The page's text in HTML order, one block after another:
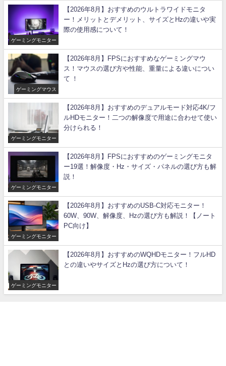
ゲーミングモニター
【2026年8月】おすすめのウルトラワイドモニタ
ー！メリットとデメリット、サイズとHzの違いや実
際の使用感について！
ゲーミングマウス
【2026年8月】FPSにおすすめなゲーミングマウ
ス！マウスの選び方や性能、重量による違いについ
て ！
ゲーミングモニター
【2026年8月】おすすめのデュアルモード対応4K/フ
ルHDモニター！二つの解像度で用途に合わせて使い
分けられる！
ゲーミングモニター
【2026年8月】FPSにおすすめのゲーミングモニタ
ー19選！解像度・Hz・サイズ・パネルの選び方も解
説！
ゲーミングモニター
【2026年8月】おすすめのUSB-C対応モニター！
60W、90W、解像度、Hzの選び方も解説！【ノート
PC向け】
ゲーミングモニター
【2026年8月】おすすめのWQHDモニター！フルHD
との違いやサイズとHzの選び方について！